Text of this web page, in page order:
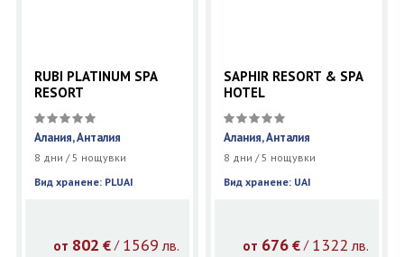
RUBI PLATINUM SPA
RESORT
Алания, Анталия
8 дни / 5 нощувки
Вид хранене: PLUAI
от 802 €/ 1569 лв.
SAPHIR RESORT & SPA
HOTEL
Алания, Анталия
8 дни / 5 нощувки
Вид хранене: UAI
от 676 € / 1322 лв.